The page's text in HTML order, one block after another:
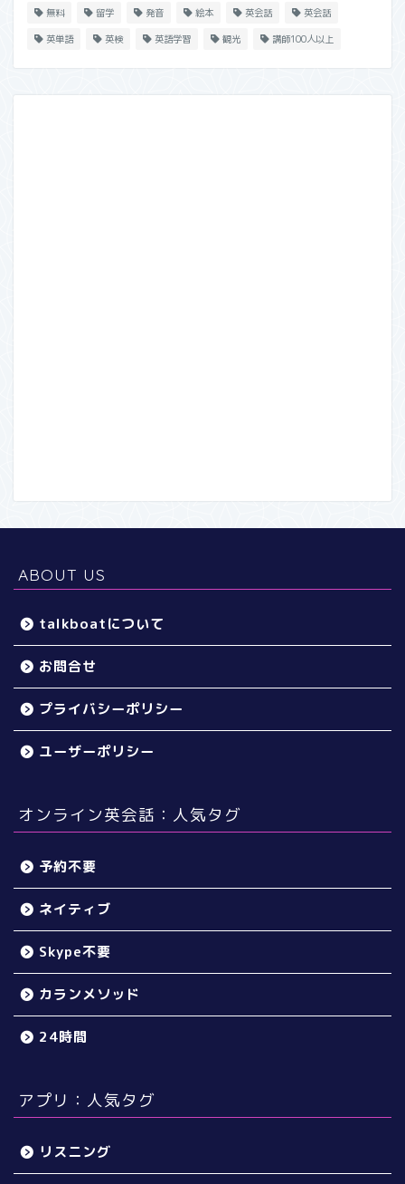
無料 留学 発音 絵本 英会話 英会話
英単語 英検 英語学習 観光 講師100人以上
ABOUT US
talkboatについて
お問合せ
プライバシーポリシー
ユーザーポリシー
オンライン英会話：人気タグ
予約不要
ネイティブ
Skype不要
カランメソッド
24時間
アプリ：人気タグ
リスニング